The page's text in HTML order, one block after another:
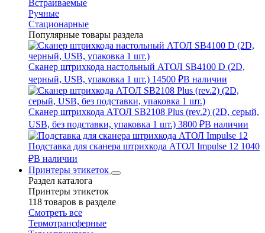
Встраиваемые
Ручные
Стационарные
Популярные товары раздела
Сканер штрихкода настольный АТОЛ SB4100 D (2D,
черный, USB, упаковка 1 шт.) 14500 ₽В наличии
Сканер штрихкода АТОЛ SB2108 Plus (rev.2) (2D, серый,
USB, без подставки, упаковка 1 шт.) 3800 ₽В наличии
Подставка для сканера штрихкода АТОЛ Impulse 12 1040
₽В наличии
Принтеры этикеток
Раздел каталога
Принтеры этикеток
118 товаров в разделе
Смотреть все
Термотрансферные